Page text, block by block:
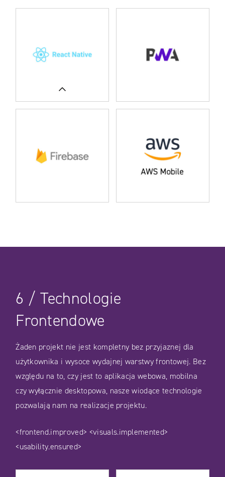
6 / Technologie
Frontendowe
Żaden projekt nie jest kompletny bez przyjaznej dla
użytkownika i wysoce wydajnej warstwy frontowej. Bez
względu na to, czy jest to aplikacja webowa, mobilna
czy wyłącznie desktopowa, nasze wiodące technologie
pozwalają nam na realizacje projektu.
<frontend.improved> <visuals.implemented>
<usability.ensured>